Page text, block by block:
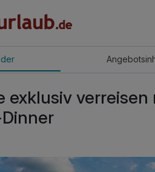
Angebot
exklusiv